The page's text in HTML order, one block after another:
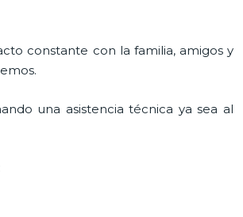
constante con la familia, amigos y
una asistencia técnica ya sea al